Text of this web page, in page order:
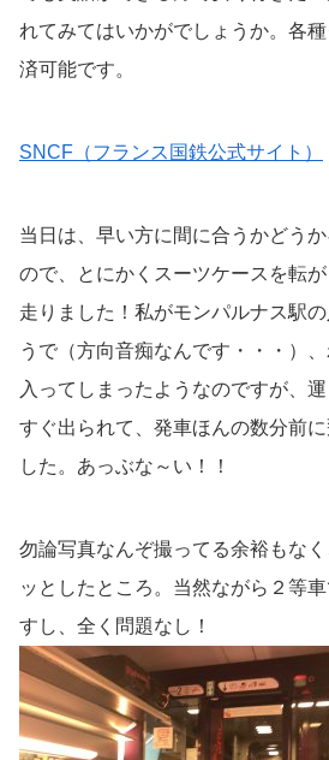
れてみてはいかがでしょうか。各
済可能です。
SNCF（フランス国鉄公式サイト）
当日は、早い方に間に合うかどう
ので、とにかくスーツケースを転
走りました！私がモンパルナス駅
うで（方向音痴なんです・・・）
入ってしまったようなのですが、
すぐ出られて、発車ほんの数分前
した。あっぶな～い！！
勿論写真なんぞ撮ってる余裕もな
ッとしたところ。当然ながら２等
すし、全く問題なし！